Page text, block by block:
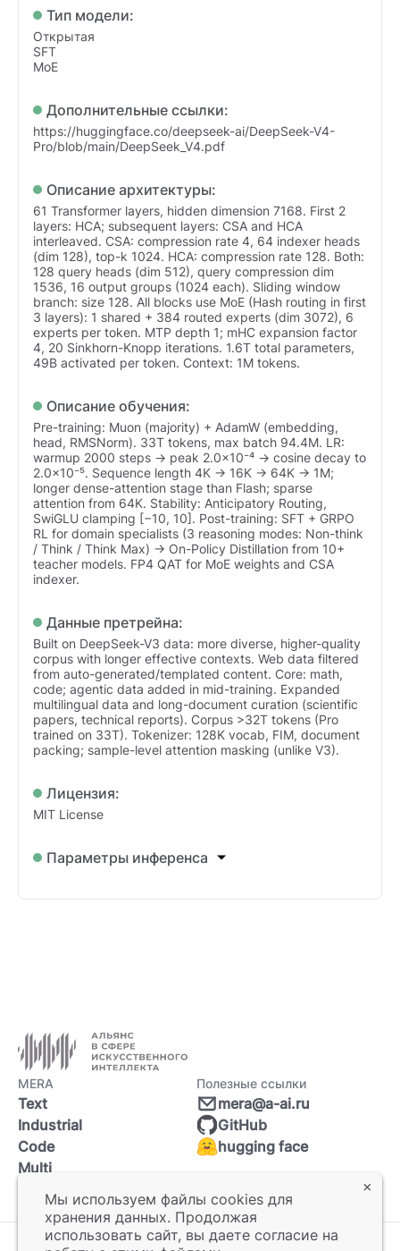
Тип модели:
Открытая
SFT
MoE
Дополнительные ссылки:
https://huggingface.co/deepseek-ai/DeepSeek-V4-
Pro/blob/main/DeepSeek_V4.pdf
Описание архитектуры:
61 Transformer layers, hidden dimension 7168. First 2
layers: HCA; subsequent layers: CSA and HCA
interleaved. CSA: compression rate 4, 64 indexer heads
(dim 128), top-k 1024. HCA: compression rate 128. Both:
128 query heads (dim 512), query compression dim
1536, 16 output groups (1024 each). Sliding window
branch: size 128. All blocks use MoE (Hash routing in first
3 layers): 1 shared + 384 routed experts (dim 3072), 6
experts per token. MTP depth 1; mHC expansion factor
4, 20 Sinkhorn-Knopp iterations. 1.6T total parameters,
49B activated per token. Context: 1M tokens.
Описание обучения:
Pre-training: Muon (majority) + AdamW (embedding,
head, RMSNorm). 33T tokens, max batch 94.4M. LR:
warmup 2000 steps → peak 2.0×10⁻⁴ → cosine decay to
2.0×10⁻⁵. Sequence length 4K → 16K → 64K → 1M;
longer dense-attention stage than Flash; sparse
attention from 64K. Stability: Anticipatory Routing,
SwiGLU clamping [−10, 10]. Post-training: SFT + GRPO
RL for domain specialists (3 reasoning modes: Non-think
/ Think / Think Max) → On-Policy Distillation from 10+
teacher models. FP4 QAT for MoE weights and CSA
indexer.
Данные претрейна:
Built on DeepSeek-V3 data: more diverse, higher-quality
corpus with longer effective contexts. Web data filtered
from auto-generated/templated content. Core: math,
code; agentic data added in mid-training. Expanded
multilingual data and long-document curation (scientific
papers, technical reports). Corpus >32T tokens (Pro
trained on 33T). Tokenizer: 128K vocab, FIM, document
packing; sample-level attention masking (unlike V3).
Лицензия:
MIT License
Параметры инференса
MERA
Text
Industrial
Code
Multi
Полезные ссылки
mera@a-ai.ru
GitHub
hugging face
Мы используем файлы cookies для
хранения данных. Продолжая
использовать сайт, вы даете согласие на